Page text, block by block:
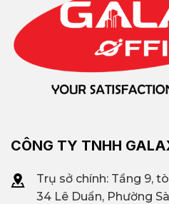
CÔNG TY TNHH
Trụ sở chính: Tầng 9,
34 Lê Duẩn, Phường